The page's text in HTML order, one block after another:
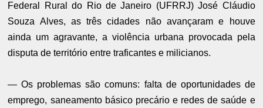
Federal Rural do Rio de Janeiro (UFRRJ) José Cláudio
Souza Alves, as três cidades não avançaram e houve
ainda um agravante, a violência urbana provocada pela
disputa de território entre traficantes e milicianos.
— Os problemas são comuns: falta de oportunidades de
emprego, saneamento básico precário e redes de saúde e